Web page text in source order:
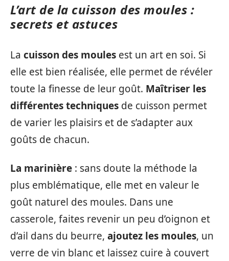
L’art de la cuisson des moules :
secrets et astuces
La cuisson des moules est un art en soi. Si
elle est bien réalisée, elle permet de révéler
toute la finesse de leur goût. Maîtriser les
différentes techniques de cuisson permet
de varier les plaisirs et de s’adapter aux
goûts de chacun.
La marinière : sans doute la méthode la
plus emblématique, elle met en valeur le
goût naturel des moules. Dans une
casserole, faites revenir un peu d’oignon et
d’ail dans du beurre, ajoutez les moules, un
verre de vin blanc et laissez cuire à couvert